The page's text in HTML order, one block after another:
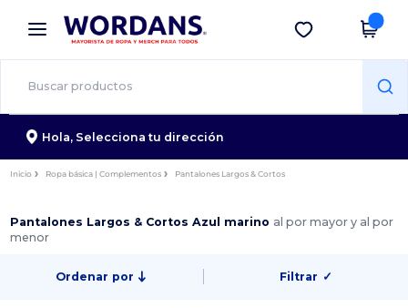
× App de Wordans
¡Mejores precios en app!
Descargar app
Hola, Selecciona tu dirección
Inicio Ropa básica | Complementos Pantalones Largos & Cortos
Pantalones Largos & Cortos Azul marino al por mayor y al por
menor
Ordenar por Filtrar ✓